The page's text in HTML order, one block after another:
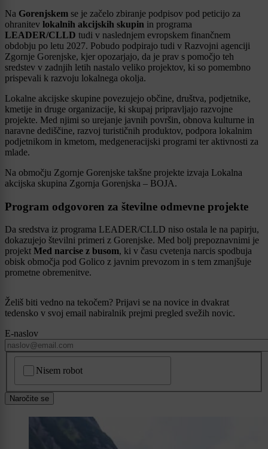
Na Gorenjskem se je začelo zbiranje podpisov pod peticijo za
ohranitev lokalnih akcijskih skupin in programa
LEADER/CLLD tudi v naslednjem evropskem finančnem
obdobju po letu 2027. Pobudo podpirajo tudi v Razvojni agenciji
Zgornje Gorenjske, kjer opozarjajo, da je prav s pomočjo teh
sredstev v zadnjih letih nastalo veliko projektov, ki so pomembno
prispevali k razvoju lokalnega okolja.
Lokalne akcijske skupine povezujejo občine, društva, podjetnike,
kmetije in druge organizacije, ki skupaj pripravljajo razvojne
projekte. Med njimi so urejanje javnih površin, obnova kulturne in
naravne dediščine, razvoj turističnih produktov, podpora lokalnim
podjetnikom in kmetom, medgeneracijski programi ter aktivnosti za
mlade.
Na območju Zgornje Gorenjske takšne projekte izvaja Lokalna
akcijska skupina Zgornja Gorenjska – BOJA.
Program odgovoren za številne odmevne projekte
Da sredstva iz programa LEADER/CLLD niso ostala le na papirju,
dokazujejo številni primeri z Gorenjske. Med bolj prepoznavnimi je
projekt Med narcise z busom, ki v času cvetenja narcis spodbuja
obisk območja pod Golico z javnim prevozom in s tem zmanjšuje
prometne obremenitve.
Želiš biti vedno na tekočem? Prijavi se na novice in dvakrat
tedensko v svoj email nabiralnik prejmi pregled svežih novic.
E-naslov
Nisem robot
Naročite se